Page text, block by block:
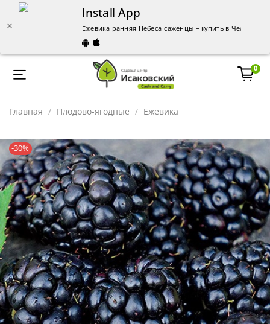
Install App
Ежевика ранняя Небеса саженцы – купить в
0
Главная Плодово-ягодные Ежевика
-30%